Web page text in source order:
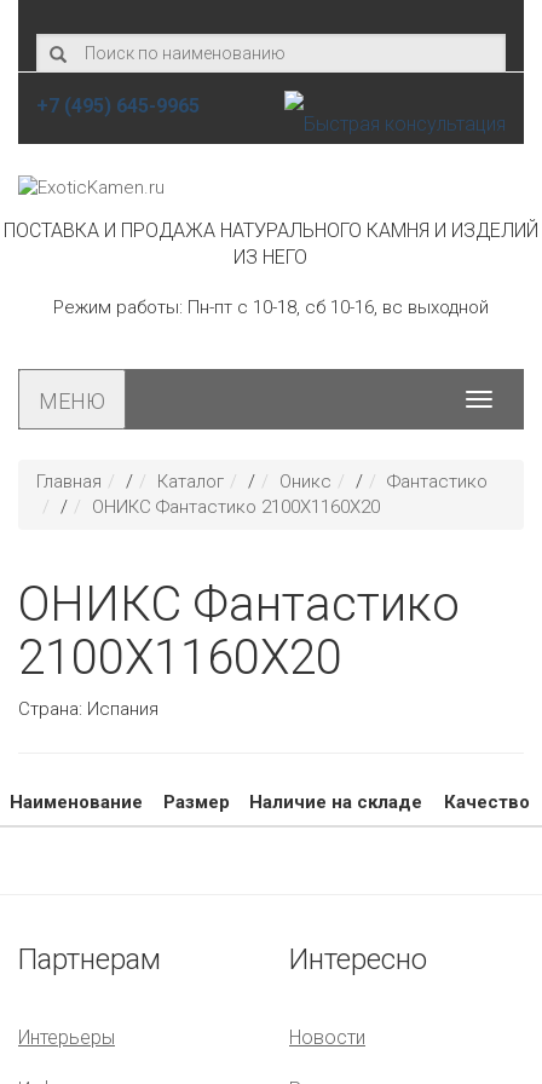
+7 (495) 645-9965
ПОСТАВКА И ПРОДАЖА НАТУРАЛЬНОГО КАМНЯ И ИЗДЕЛИЙ
ИЗ НЕГО
Режим работы: Пн-пт с 10-18, сб 10-16, вс выходной
Toggle
МЕНЮ
Главная / Каталог / Оникс /
Фантастико
/
ОНИКС Фантастико 2100Х1160Х20
ОНИКС Фантастико
2100Х1160Х20
Страна: Испания
Наименование Размер Наличие на складе Качество
Партнерам
Интерьеры
Интересно
Новости